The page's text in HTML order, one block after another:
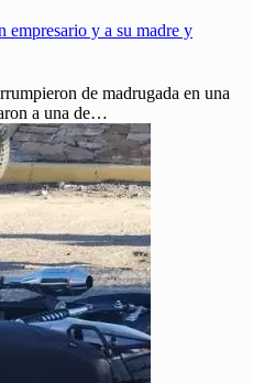
empresario y a su madre y
de madrugada en una
a una de…